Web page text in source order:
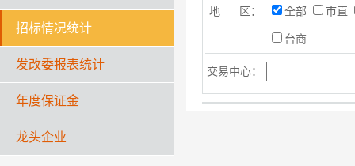
招标情况统计
发改委报表统计
年度保证金
龙头企业
地 区： 全部 市直
台商
交易中心：